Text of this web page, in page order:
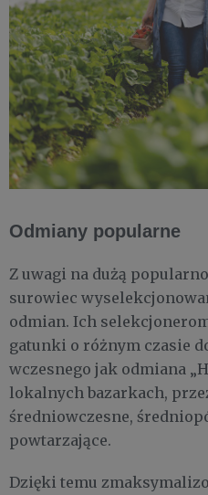
Odmiany popularne
Z uwagi na dużą
surowiec
odmian. Ich
gatunki o różnym czasie
wczesnego jak odmiana
lokalnych bazarkach,
średniowczesne,
powtarzające.
Dzięki temu